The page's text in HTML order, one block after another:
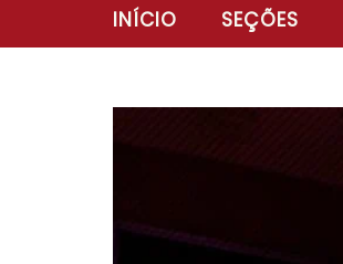
INÍCIO SEÇÕES